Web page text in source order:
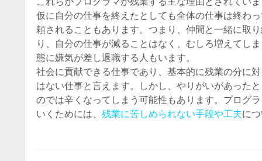
仮に自分の仕事を終えたとしても全体の仕事は終わ
頼されることもあります。つまり、仲間と一緒に取
り、自分の仕事が減ることはなく、むしろ増えてし
態に嫌気が差し退職する人もいます。
社会に貢献できる仕事であり、基本的に残業の分に
はない仕事と言えます。しかし、やりがいがあった
のでは辛くなってしまう可能性もあります。プログ
いくためには、 残業に苦しめられない手段や工夫に